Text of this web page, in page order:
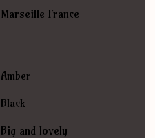
Marseille France
Amber
Black
Big and lovely